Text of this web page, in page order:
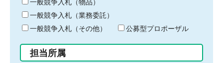
ワ
ー
ド
入
力
一般競争入札（物品）
一般競争入札（業務委託）
一般競争入札（その他）
公募型プロポーザル
担当所属